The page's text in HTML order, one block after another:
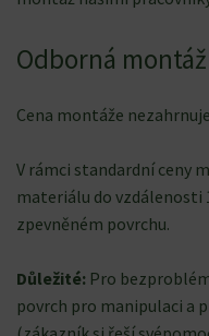
Odborná montáž
Cena montáže
V rámci standardní ceny
materiálu do vzdálenosti
zpevněném povrchu.
Důležité: Pro
povrch pro manipulaci a